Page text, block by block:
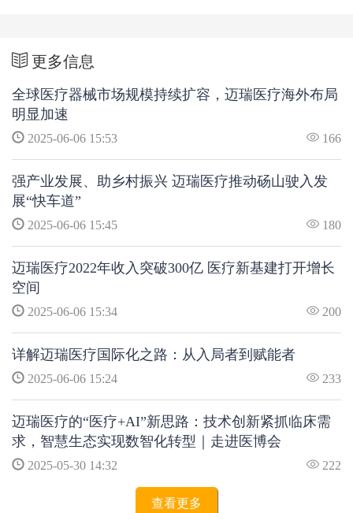
更多信息
全球医疗器械市场规模持续扩容，迈瑞医疗海外布局
明显加速
2025-06-06 15:53 166
强产业发展、助乡村振兴 迈瑞医疗推动砀山驶入发
展“快车道”
2025-06-06 15:45 180
迈瑞医疗2022年收入突破300亿 医疗新基建打开增长
空间
2025-06-06 15:34 200
详解迈瑞医疗国际化之路：从入局者到赋能者
2025-06-06 15:24 233
迈瑞医疗的“医疗+AI”新思路：技术创新紧抓临床需
求，智慧生态实现数智化转型｜走进医博会
2025-05-30 14:32 222
查看更多